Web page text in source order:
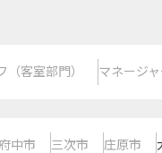
（客室部門） マネージ
府中市 三次市 庄原市